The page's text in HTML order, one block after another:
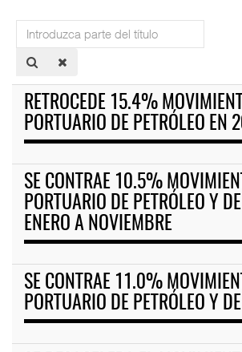
Introduzca
parte
del
RETROCEDE 15.4%
PORTUARIO DE PETRÓLEO EN
SE CONTRAE 10.5%
PORTUARIO DE PETRÓLEO Y
ENERO A NOVIEMBRE
SE CONTRAE 11.0%
PORTUARIO DE PETRÓLEO Y